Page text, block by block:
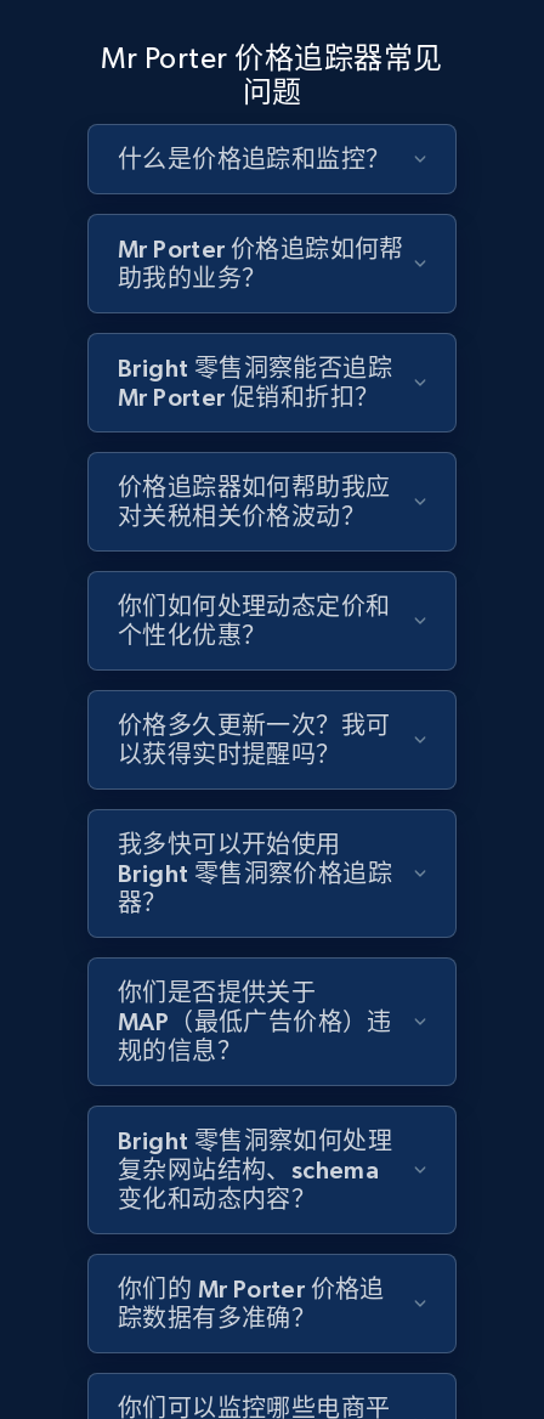
2.4K+ 立即开始
Google Shopping - collects products from
web using keywords
URL, Product id, Title, Product description,
Rating, Reviews count, Images, Variations, and
URL, Domain, Country code, Model number,
Sku, Product id, Product name, Manufacturer,
and more.
2.1K+ 355+ 立即开始
Home Depot US - Gather data on products
URL, Domain, Country code, Model number,
Sku, Product id, Product name, Manufacturer,
and more.
Home Depot US - Discover products by
specified URL
URL, Domain, Country code, Model number,
Sku, Product id, Product name, Manufacturer,
and more.
2.1K+ 355+ 立即开始
Home Depot US - Discover products by
specified UPC
Mr Porter 价格追踪器常见
问题
什么是价格追踪和监控？
Mr Porter 价格追踪如何帮
助我的业务？
Bright 零售洞察能否追踪
Mr Porter 促销和折扣？
价格追踪器如何帮助我应
对关税相关价格波动？
你们如何处理动态定价和
个性化优惠？
价格多久更新一次？我可
以获得实时提醒吗？
我多快可以开始使用
Bright 零售洞察价格追踪
器？
你们是否提供关于
MAP（最低广告价格）违
规的信息？
Bright 零售洞察如何处理
复杂网站结构、schema
变化和动态内容？
你们的 Mr Porter 价格追
踪数据有多准确？
你们可以监控哪些电商平